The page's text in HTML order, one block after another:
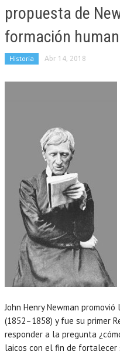
propuesta de
formación
Historia Abr 14, 2018
John Henry Newman
(1852–1858) y fue su primer
responder a la pregunta
laicos con el fin de